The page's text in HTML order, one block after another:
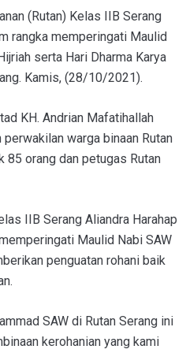
(Rutan) Kelas IIB Serang
rangka memperingati Maulid
serta Hari Dharma Karya
Kamis, (28/10/2021).
KH. Andrian Mafatihallah
warga binaan Rutan
85 orang dan petugas Rutan
IIB Serang Aliandra Harahap
Maulid Nabi SAW
penguatan rohani baik
SAW di Rutan Serang ini
kerohanian yang kami